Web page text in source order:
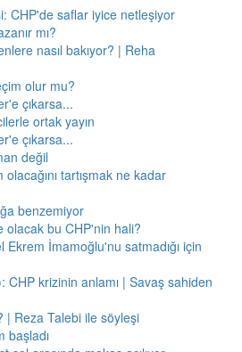
CHP'de saflar iyice netleşiyor
mı?
nasıl bakıyor? | Reha
olur mu?
çıkarsa...
ortak yayın
çıkarsa...
değil
tartışmak ne kadar
benzemiyor
olacak bu CHP'nin hali?
İmamoğlu'nu satmadığı için
CHP krizinin anlamı | Savaş sahiden
| Reza Talebi ile söyleşi
başladı